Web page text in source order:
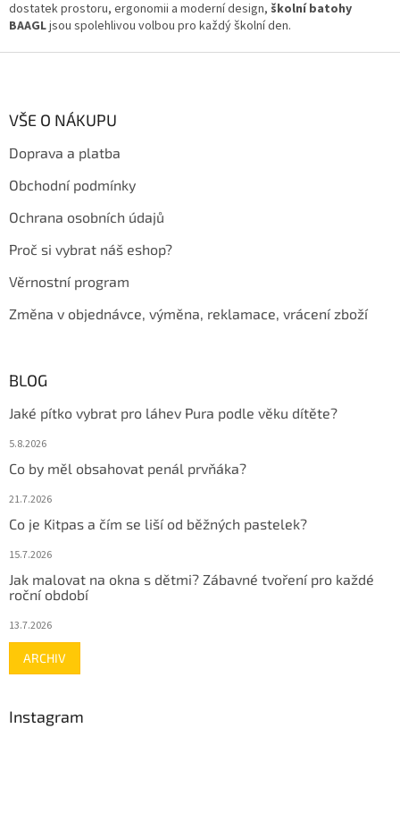
dostatek prostoru, ergonomii a moderní design, školní batohy
BAAGLjsou spolehlivou volbou pro každý školní den.
VŠE O NÁKUPU
Doprava a platba
Obchodní podmínky
Ochrana osobních údajů
Proč si vybrat náš eshop?
Věrnostní program
Změna v objednávce, výměna, reklamace, vrácení zboží
BLOG
Jaké pítko vybrat pro láhev Pura podle věku dítěte?
5.8.2026
Co by měl obsahovat penál prvňáka?
21.7.2026
Co je Kitpas a čím se liší od běžných pastelek?
15.7.2026
Jak malovat na okna s dětmi? Zábavné tvoření pro každé
roční období
13.7.2026
ARCHIV
Instagram